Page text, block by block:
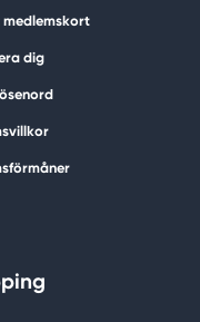
dig